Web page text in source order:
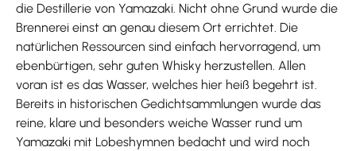
die Destillerie von Yamazaki. Nicht ohne Grund wurde die
Brennerei einst an genau diesem Ort errichtet. Die
natürlichen Ressourcen sind einfach hervorragend, um
ebenbürtigen, sehr guten Whisky herzustellen. Allen
voran ist es das Wasser, welches hier heiß begehrt ist.
Bereits in historischen Gedichtsammlungen wurde das
reine, klare und besonders weiche Wasser rund um
Yamazaki mit Lobeshymnen bedacht und wird noch